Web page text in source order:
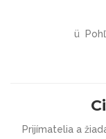
ü
Prijímatelia a